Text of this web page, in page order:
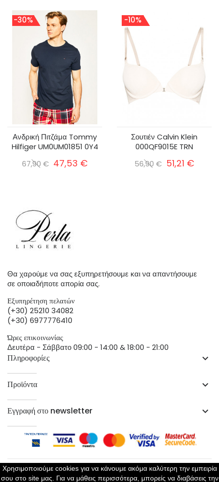
-30%
Ανδρική Πιτζάμα Tommy
Hilfiger UM0UM01851 0Y4
67,90 € 47,53 €
-10%
Σουτιέν Calvin Klein
000QF9015E TRN
56,90 € 51,21 €
Θα χαρούμε να σας εξυπηρετήσουμε και να απαντήσουμε
σε οποιαδήποτε απορία σας.
Εξυπηρέτηση πελατών
(+30) 25210 34082
(+30) 6977776410
Ώρες επικοινωνίας
Δευτέρα - Σάββατο 09:00 - 14:00 & 18:00 - 21:00
Πληροφορίες keyboard_arrow_down
Προϊόντα keyboard_arrow_down
Εγγραφή στο newsletter keyboard_arrow_down
Χρησιμοποιούμε cookies για να κάνουμε ακόμα καλύτερη την εμπειρία
σου στο site μας. Για να μάθεις περισσότερα, μπορείς να διαβάσεις την